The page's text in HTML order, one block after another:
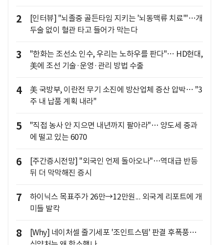
2
[인터뷰] "뇌졸중 골든타임 지키는 '뇌동맥류 치료'"…개
두술 없이 혈관 타고 들어가 막는다
3
"한화는 조선소 인수, 우리는 노하우를 판다"… HD현대,
美에 조선 기술·운영·관리 방법 수출
4
美 국방부, 이란전 무기 소진에 방산업체 증산 압박… "3
주 내 납품 계획 내라"
5
"직접 농사 안 지으면 내년까지 팔아라"… 양도세 중과
에 떨고 있는 6070
6
[주간증시전망] "외국인 언제 돌아오나"…역대급 반등
뒤 더 막막해진 증시
7
하이닉스 목표주가 26만→12만원... 외국계 리포트에 개
미들 발칵
8
[Why] 네이처셀 줄기세포 '조인트스템' 판결 후폭풍…